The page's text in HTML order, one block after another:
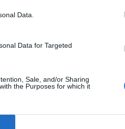
Data.
Data for Targeted
Sale, and/or Sharing
the Purposes for which it
граница.
на патниот правец
рутинска контрола.
А.Б. од Драч, а
бил скриен еден
Македонија, Л.Г.
запрено за проверки
возилото откриени и
на албанска
во полициското